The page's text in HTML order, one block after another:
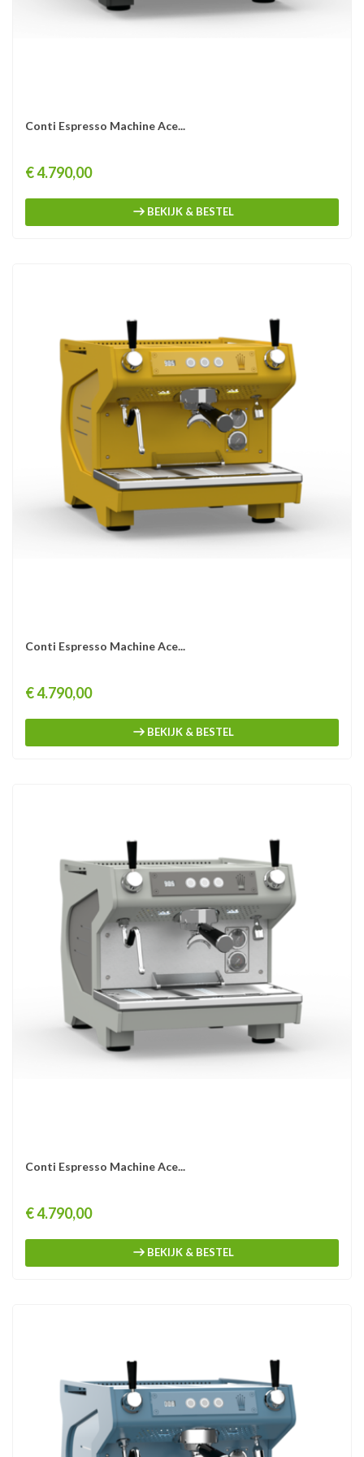
Conti Espresso Machine Ace...
Prijs
€ 4.790,00
BEKIJK & BESTEL
Conti Espresso Machine Ace...
Prijs
€ 4.790,00
BEKIJK & BESTEL
Conti Espresso Machine Ace...
Prijs
€ 4.790,00
BEKIJK & BESTEL